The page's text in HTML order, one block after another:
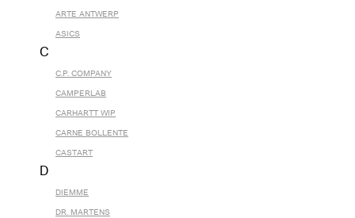
ARTE ANTWERP
ASICS
C
C.P. COMPANY
CAMPERLAB
CARHARTT WIP
CARNE BOLLENTE
CASTART
D
DIEMME
DR. MARTENS